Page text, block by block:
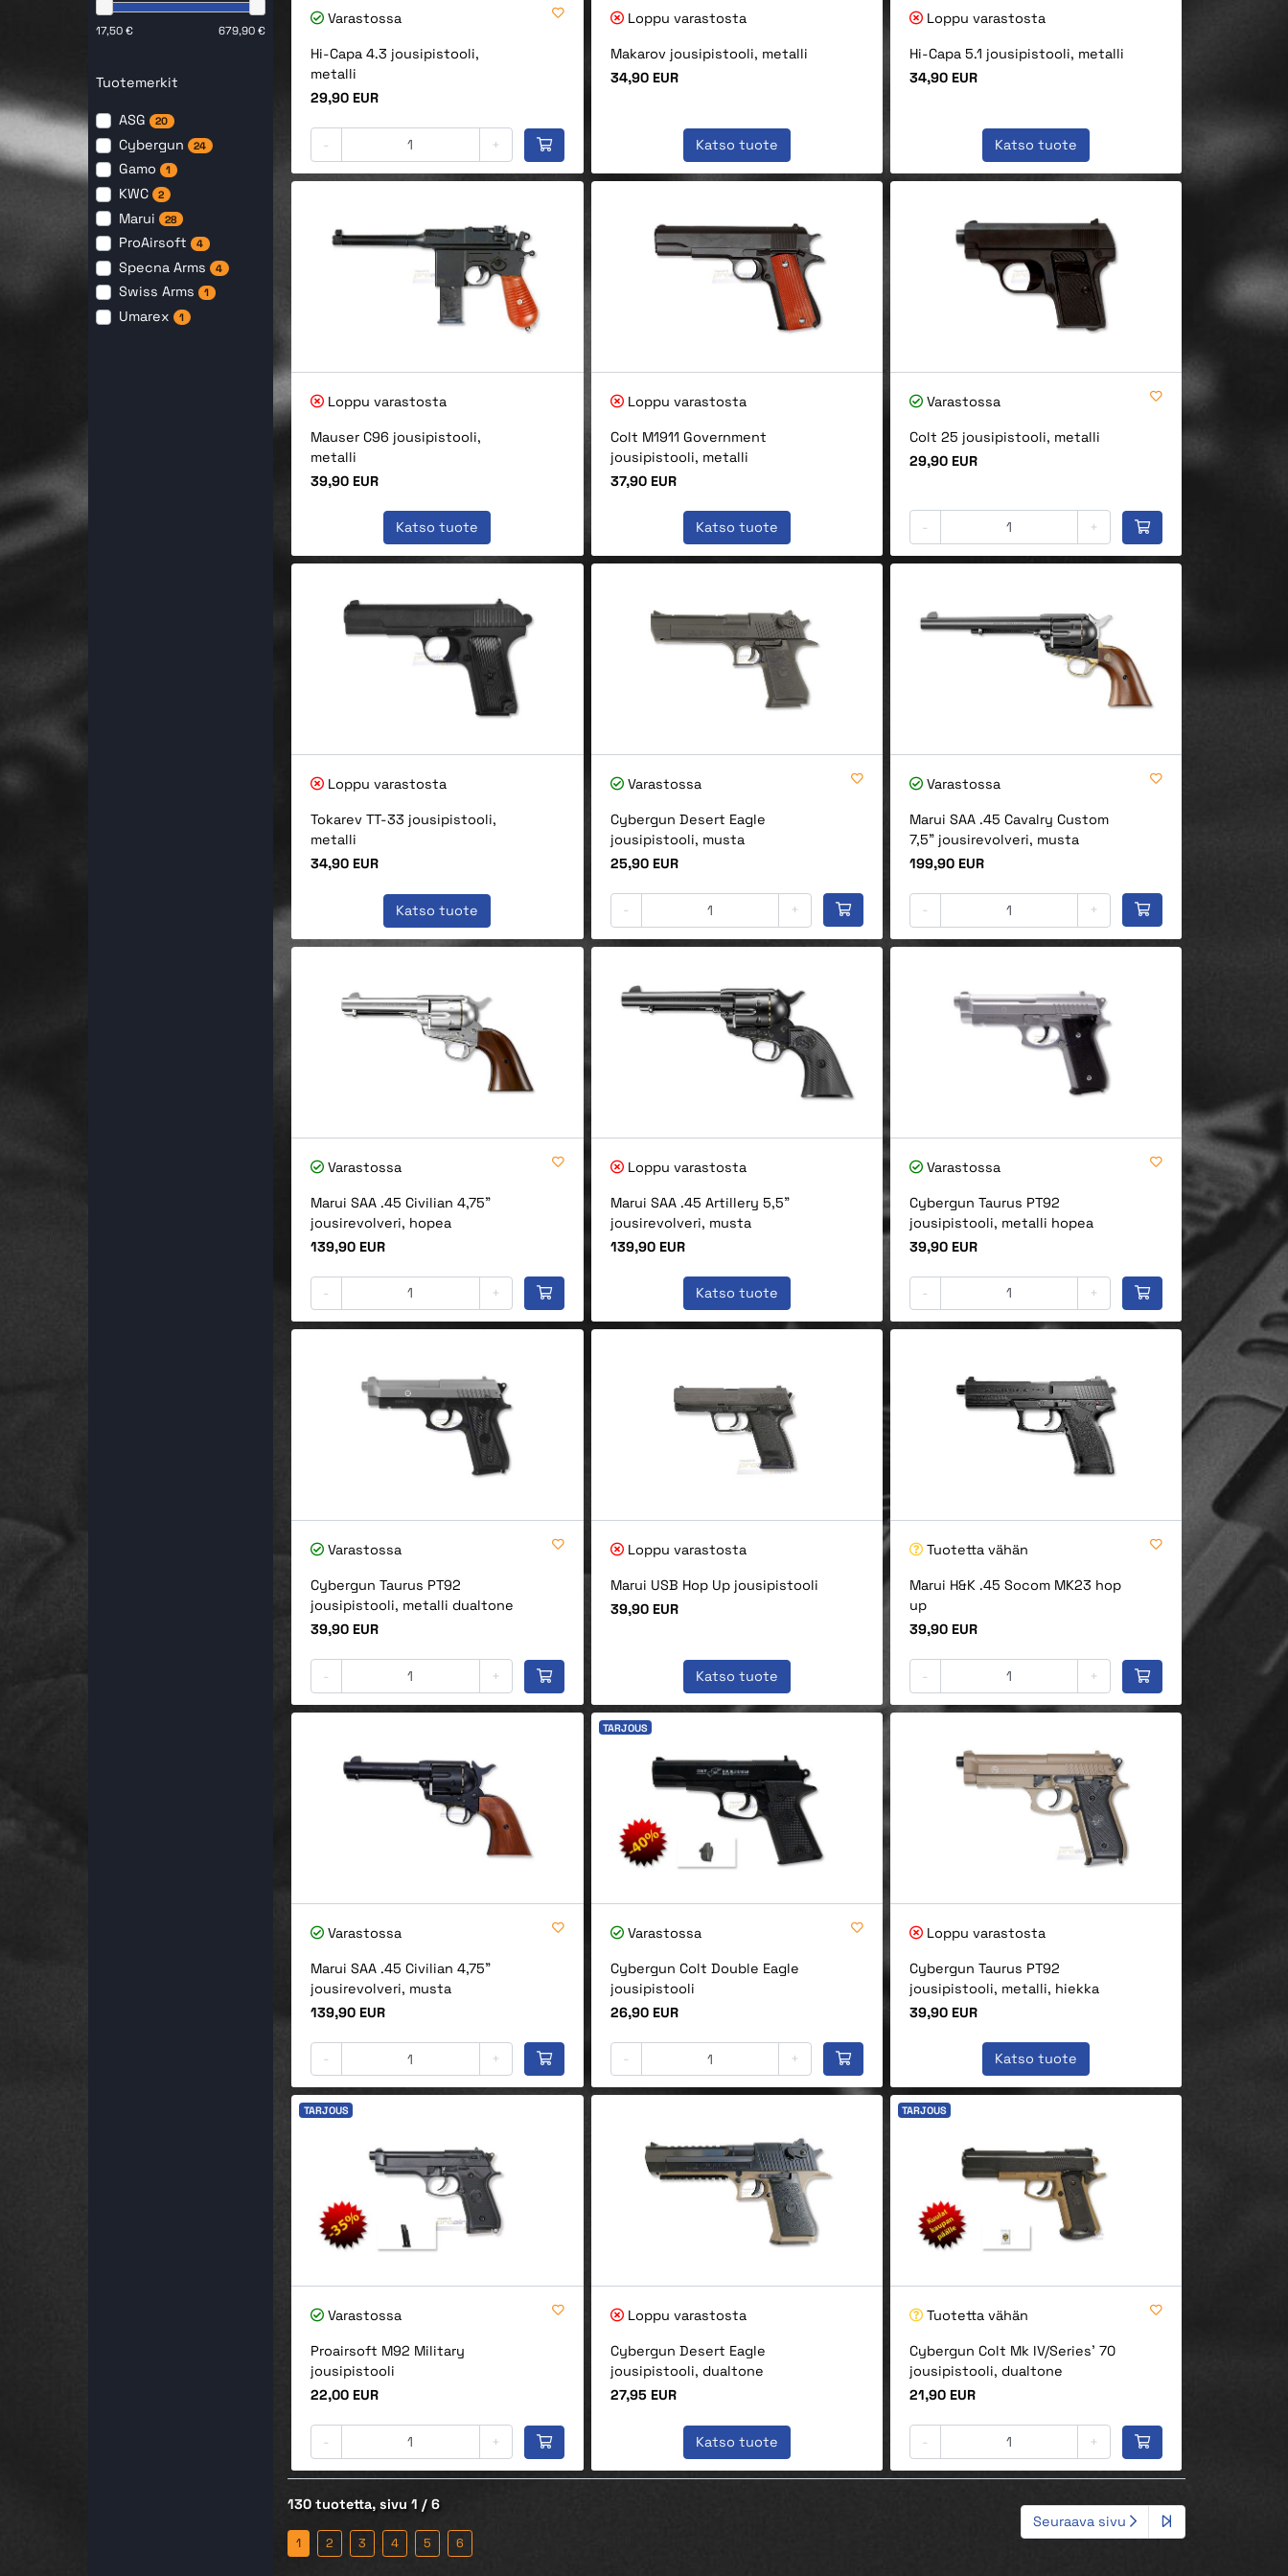
17,50 € 679,90 €
Tuotemerkit
ASG 20
Cybergun 24
Gamo 1
KWC 2
Marui 28
ProAirsoft 4
Specna Arms 4
Swiss Arms 1
Umarex 1
Varastossa
Hi-Capa 4.3 jousipistooli,
metalli
Hinta
29,90 EUR
- +
Loppu varastosta
Makarov jousipistooli, metalli
Hinta
34,90 EUR
Katso tuote
Loppu varastosta
Hi-Capa 5.1 jousipistooli, metalli
Hinta
34,90 EUR
Katso tuote
Loppu varastosta
Mauser C96 jousipistooli,
metalli
Hinta
39,90 EUR
Katso tuote
Loppu varastosta
Colt M1911 Government
jousipistooli, metalli
Hinta
37,90 EUR
Katso tuote
Varastossa
Colt 25 jousipistooli, metalli
Hinta
29,90 EUR
- +
Loppu varastosta
Tokarev TT-33 jousipistooli,
metalli
Hinta
34,90 EUR
Katso tuote
Varastossa
Cybergun Desert Eagle
jousipistooli, musta
Hinta
25,90 EUR
- +
Varastossa
Marui SAA .45 Cavalry Custom
7,5" jousirevolveri, musta
Hinta
199,90 EUR
- +
Varastossa
Marui SAA .45 Civilian 4,75"
jousirevolveri, hopea
Hinta
139,90 EUR
- +
Loppu varastosta
Marui SAA .45 Artillery 5,5"
jousirevolveri, musta
Hinta
139,90 EUR
Katso tuote
Varastossa
Cybergun Taurus PT92
jousipistooli, metalli hopea
Hinta
39,90 EUR
- +
Varastossa
Cybergun Taurus PT92
jousipistooli, metalli dualtone
Hinta
39,90 EUR
- +
Loppu varastosta
Marui USB Hop Up jousipistooli
Hinta
39,90 EUR
Katso tuote
Tuotetta vähän
Marui H&K .45 Socom MK23 hop
up
Hinta
39,90 EUR
- +
Varastossa
Marui SAA .45 Civilian 4,75"
jousirevolveri, musta
Hinta
139,90 EUR
- +
TARJOUS
Varastossa
Cybergun Colt Double Eagle
jousipistooli
Hinta
26,90 EUR
- +
Loppu varastosta
Cybergun Taurus PT92
jousipistooli, metalli, hiekka
Hinta
39,90 EUR
Katso tuote
TARJOUS
Varastossa
Proairsoft M92 Military
jousipistooli
Hinta
22,00 EUR
- +
Loppu varastosta
Cybergun Desert Eagle
jousipistooli, dualtone
Hinta
27,95 EUR
Katso tuote
TARJOUS
Tuotetta vähän
Cybergun Colt Mk IV/Series' 70
jousipistooli, dualtone
Hinta
21,90 EUR
- +
130 tuotetta, sivu 1 / 6
1 2 3 4 5 6
Seuraava sivu